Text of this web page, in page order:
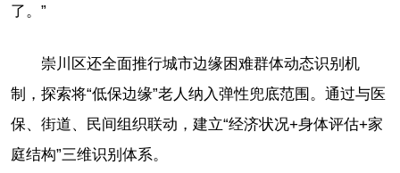
了。”
崇川区还全面推行城市边缘困难群体动态识别机
制，探索将“低保边缘”老人纳入弹性兜底范围。通过与医
保、街道、民间组织联动，建立“经济状况+身体评估+家
庭结构”三维识别体系。